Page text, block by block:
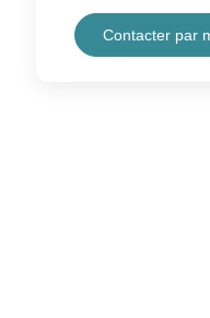
Contacter par